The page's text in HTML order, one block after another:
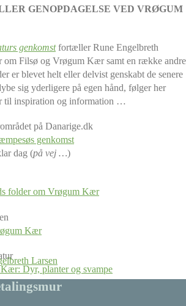
GENOPDAGELSE VED VRØGUM
genkomstfortæller Rune Engelbreth
om Filsø og Vrøgum Kær samt en række andre
er blevet helt eller delvist genskabt de senere
sig yderligere på egen hånd, følger her
til inspiration og information …
på Danarige.dk
genkomst
dag (på vej …)
folder om Vrøgum Kær
Kær
Dyr, planter og svampe